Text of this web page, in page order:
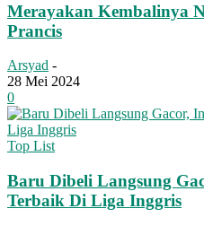
Merayakan Kembalinya
Prancis
Arsyad -
28 Mei 2024
0
Top List
Baru Dibeli Langsung
Terbaik Di Liga Inggris